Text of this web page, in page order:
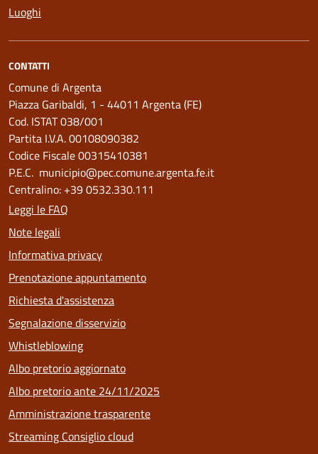
Luoghi
CONTATTI
Comune di Argenta
Piazza Garibaldi, 1 - 44011 Argenta (FE)
Cod. ISTAT 038/001
Partita I.V.A. 00108090382
Codice Fiscale 00315410381
P.E.C. municipio@pec.comune.argenta.fe.it
Centralino: +39 0532.330.111
Leggi le FAQ
Note legali
Informativa privacy
Prenotazione appuntamento
Richiesta d'assistenza
Segnalazione disservizio
Whistleblowing
Albo pretorio aggiornato
Albo pretorio ante 24/11/2025
Amministrazione trasparente
Streaming Consiglio cloud